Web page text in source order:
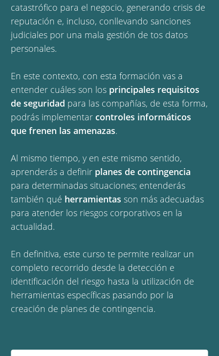
catastrófico para el negocio, generando crisis de
reputación e, incluso, conllevando sanciones
judiciales por una mala gestión de tos datos
personales.
En este contexto, con esta formación vas a
entender cuáles son los principales requisitos
de seguridad para las compañías, de esta forma,
podrás implementar controles informáticos
que frenen las amenazas.
Al mismo tiempo, y en este mismo sentido,
aprenderás a definir planes de contingencia
para determinadas situaciones; entenderás
también qué herramientas son más adecuadas
para atender los riesgos corporativos en la
actualidad.
En definitiva, este curso te permite realizar un
completo recorrido desde la detección e
identificación del riesgo hasta la utilización de
herramientas específicas pasando por la
creación de planes de contingencia.